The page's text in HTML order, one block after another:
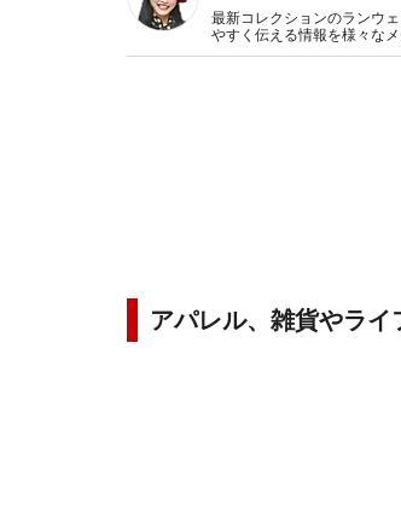
最新コレクションのランウ
やすく伝える情報を様々な
アを生かしたスタイリング
アパレル、雑貨やライ